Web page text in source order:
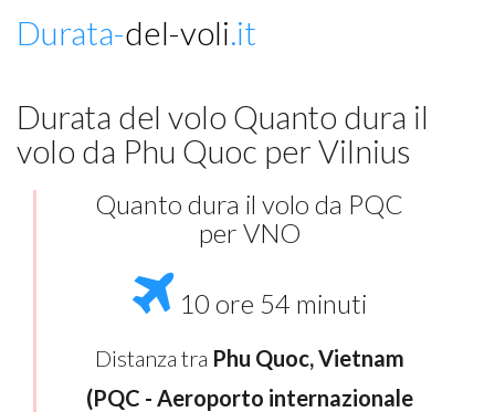
Durata-del-voli.it
Durata del volo Quanto dura il
volo da Phu Quoc per Vilnius
Quanto dura il volo da PQC
per VNO
10 ore 54 minuti
Distanza tra Phu Quoc, Vietnam
(PQC - Aeroporto internazionale